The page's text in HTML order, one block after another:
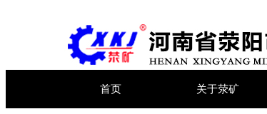
首页 关于荥矿